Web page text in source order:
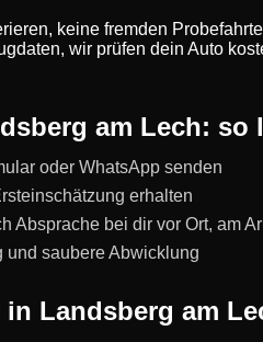
keine fremden
wir prüfen dein Auto
am Lech: so
oder WhatsApp senden
erhalten
Absprache bei dir vor Ort, am
und saubere Abwicklung
Landsberg am